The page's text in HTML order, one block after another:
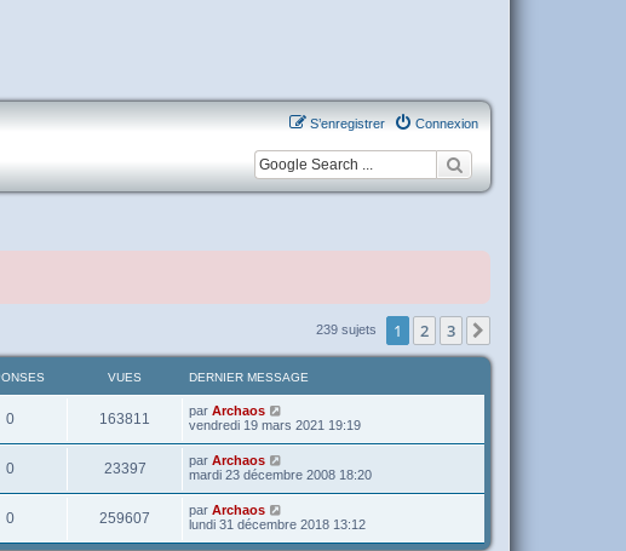
Connexion
S’enregistrer
239 sujets 1 2 3
VUES DERNIER MESSAGE
0 163811 par Archaos
vendredi 19 mars 2021 19:19
0 23397 par Archaos
mardi 23 décembre 2008 18:20
0 259607 par Archaos
lundi 31 décembre 2018 13:12